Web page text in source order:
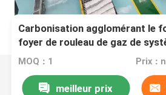
Carbonisation agglomérant le
foyer de rouleau de gaz de
MOQ：1 Prix：
meilleur prix